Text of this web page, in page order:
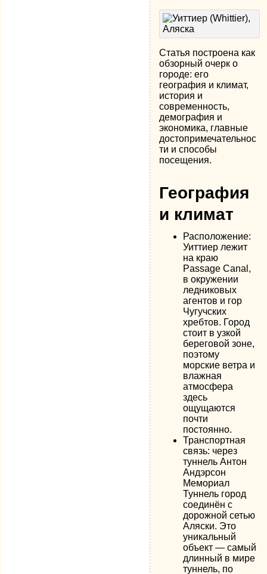
Статья построена как
обзорный очерк о
городе: его
география и климат,
история и
современность,
демография и
экономика, главные
достопримечательнос
ти и способы
посещения.
География
и климат
Расположение:
Уиттиер лежит
на краю
Passage Canal,
в окружении
ледниковых
агентов и гор
Чугучских
хребтов. Город
стоит в узкой
береговой зоне,
поэтому
морские ветра и
влажная
атмосфера
здесь
ощущаются
почти
постоянно.
Транспортная
связь: через
туннель Антон
Андэрсон
Мемориал
Туннель город
соединён с
дорожной сетью
Аляски. Это
уникальный
объект — самый
длинный в мире
туннель, по